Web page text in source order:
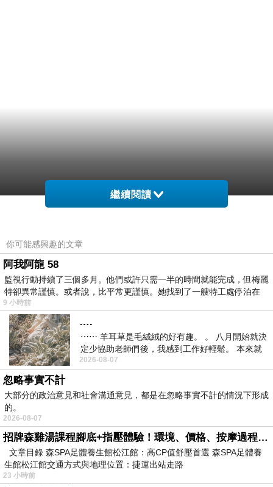
繼續閱讀
你可能感興趣的文章
阿我阿龍 58
監視行動持續了三個多月。他們或許只需一半的時間就能完成，但梅麗
特卻異常謹慎。或者說，比平常更謹慎。她找到了一艘特工處停泊在
9 小時前
….
⋯⋯ 羊耳草是毛絨絨的好有趣。 。 八月開始就決
定少協助老師們後，我感到工作好輕鬆。 本來就
不是我的工作啊。 真
2026-08-07
忽略事實不計
大部分的政治意見和社會溝通意見，都是在忽略事實不計的情況下形成
的。
2026-08-07
招牌森雞湯課程腳底+指壓體驗！環境、價格、按摩過程全紀錄，森SPA足體養生館松江館最新價格表
文章目錄 森SPA足體養生館松江館：高CP值舒壓首選 森SPA足體養
生館松江館交通方式與地理位置：捷運出站走路
23 小時前